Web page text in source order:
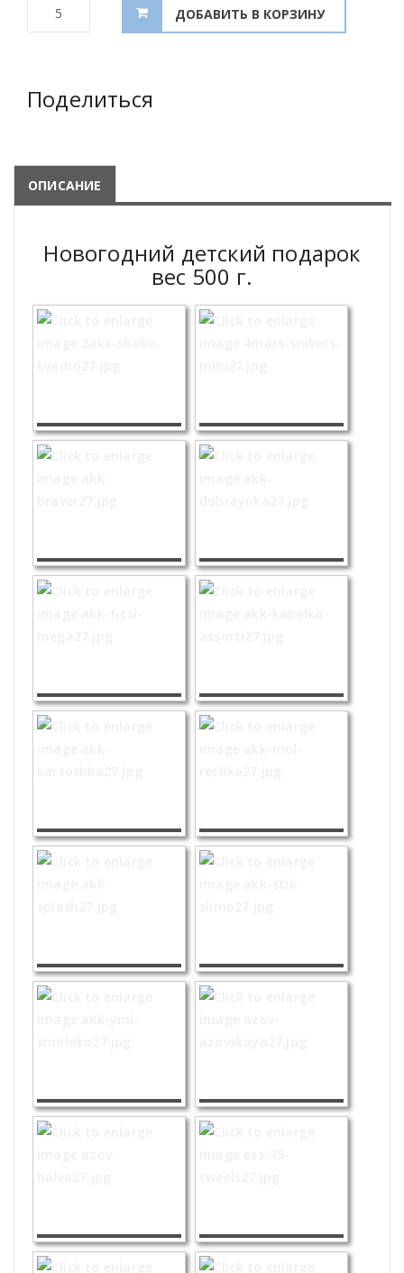
Поделиться
ОПИСАНИЕ
Новогодний детский подарок
вес 500 г.